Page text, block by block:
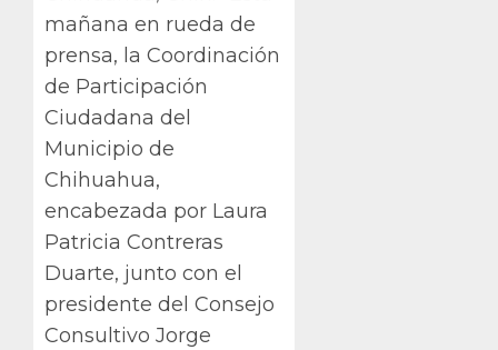
mañana en rueda de
prensa, la Coordinación
de Participación
Ciudadana del
Municipio de
Chihuahua,
encabezada por Laura
Patricia Contreras
Duarte, junto con el
presidente del Consejo
Consultivo Jorge